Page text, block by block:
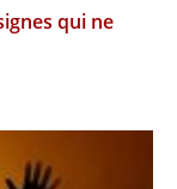
qui ne